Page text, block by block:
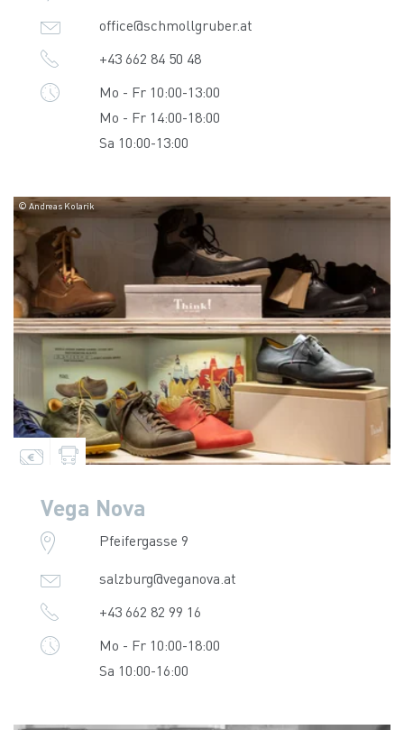
office@schmollgruber.at
+43 662 84 50 48
Mo - Fr 10:00-13:00
Mo - Fr 14:00-18:00
Sa 10:00-13:00
© Andreas Kolarik
Vega Nova
Pfeifergasse 9
salzburg@veganova.at
+43 662 82 99 16
Mo - Fr 10:00-18:00
Sa 10:00-16:00